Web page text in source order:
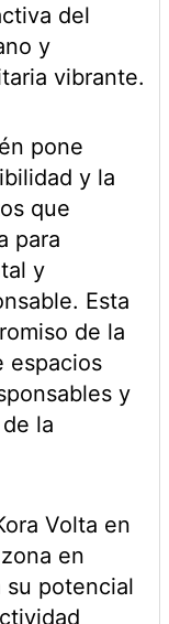
del
y
vibrante.
pone
y la
que
para
y
Esta
de la
espacios
y
la
Volta en
en
su potencial